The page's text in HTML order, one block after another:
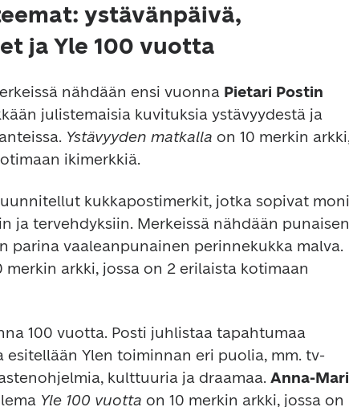
ystävänpäivä,
ja Yle 100 vuotta
nähdään ensi vuonna Pietari Postin
julistemaisia kuvituksia ystävyydestä ja
Ystävyyden matkalla on 10 merkin
ikimerkkiä.
kukkapostimerkit, jotka sopivat
ja tervehdyksiin. Merkeissä nähdään
merkin arkki, jossa on 2 erilaista kotimaan
100 vuotta. Posti juhlistaa tapahtumaa
esitellään Ylen toiminnan eri puolia, mm. tv-
kulttuuria ja draamaa. Anna-Mari
Yle 100 vuotta on 10 merkin arkki, jossa on